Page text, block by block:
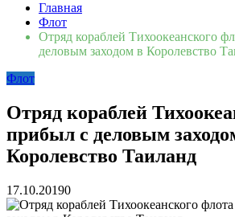
Сломалась бытовая техника во
быстро вернуть комфорт в дом и
Мобильная реклама на
Зарядка с полицейскими, бои кудо
во Владивостоке прошла мас...
Вельгодский Олег Николаевич
Бочин Сергей Витальевич
Ходнева Василиса Валентиновна
Аксенов Александр Валентинович
Русинов Денис Александрович
Главная
Флот
Отряд кораблей Тихоокеанского
деловым заходом в Королевство
Флот
Отряд кораблей
прибыл с деловым
Королевство Таиланд
17.10.20190